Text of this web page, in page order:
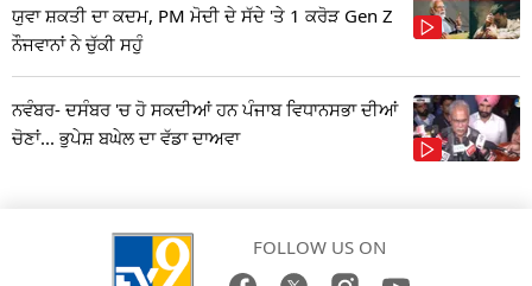
ਯੁਵਾ ਸ਼ਕਤੀ ਦਾ ਕਦਮ, PM ਮੋਦੀ ਦੇ ਸੱਦੇ 'ਤੇ 1 ਕਰੋੜ Gen Z
ਨੌਜਵਾਨਾਂ ਨੇ ਚੁੱਕੀ ਸਹੁੰ
ਨਵੰਬਰ- ਦਸੰਬਰ 'ਚ ਹੋ ਸਕਦੀਆਂ ਹਨ ਪੰਜਾਬ ਵਿਧਾਨਸਭਾ ਦੀਆਂ
ਚੋਣਾਂ... ਭੁਪੇਸ਼ ਬਘੇਲ ਦਾ ਵੱਡਾ ਦਾਅਵਾ
FOLLOW US ON